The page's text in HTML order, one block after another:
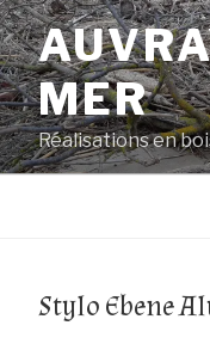
Aller
au
contenu
principalMER
Réalisations en
Stylo Ebene